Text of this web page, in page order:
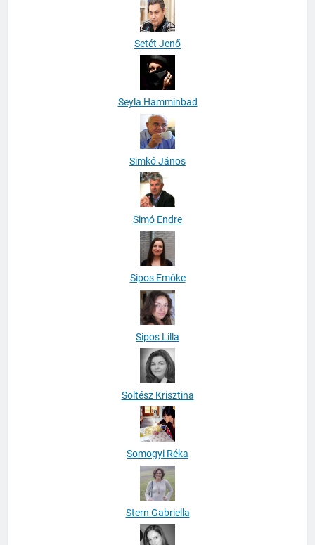
Setét Jenő
Seyla Hamminbad
Simkó János
Simó Endre
Sipos Emőke
Sipos Lilla
Soltész Krisztina
Somogyi Réka
Stern Gabriella